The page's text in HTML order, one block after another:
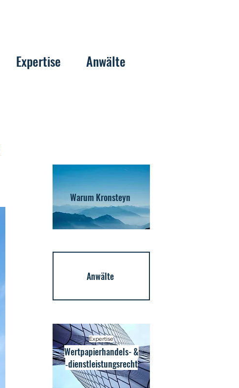
Expertise Anwälte
Warum Kronsteyn
Anwälte
Expertise
Wertpapierhandels- &
‑dienstleistungsrecht